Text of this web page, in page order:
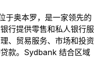
于奥本罗，是一家领先的
行提供零售和私人银行服
、贸易服务、市场和投资
款。Sydbank 结合区域